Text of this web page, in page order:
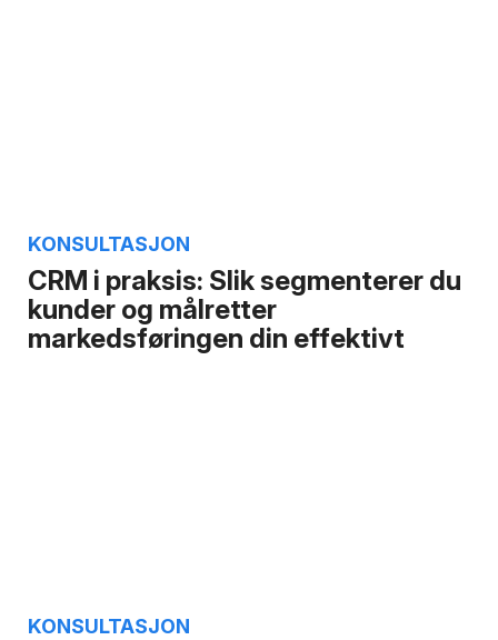
CRM i praksis: Slik segmenterer du
kunder og målretter
markedsføringen din effektivt
KONSULTASJON
KONSULTASJON